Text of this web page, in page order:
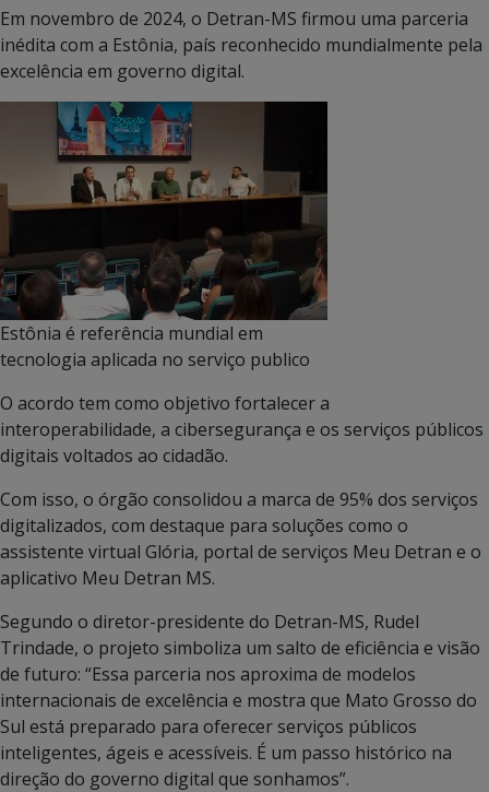
Em novembro de 2024, o Detran-MS firmou uma parceria
inédita com a Estônia, país reconhecido mundialmente pela
excelência em governo digital.
Estônia é referência mundial em
tecnologia aplicada no serviço publico
O acordo tem como objetivo fortalecer a
interoperabilidade, a cibersegurança e os serviços públicos
digitais voltados ao cidadão.
Com isso, o órgão consolidou a marca de 95% dos serviços
digitalizados, com destaque para soluções como o
assistente virtual Glória, portal de serviços Meu Detran e o
aplicativo Meu Detran MS.
Segundo o diretor-presidente do Detran-MS, Rudel
Trindade, o projeto simboliza um salto de eficiência e visão
de futuro: “Essa parceria nos aproxima de modelos
internacionais de excelência e mostra que Mato Grosso do
Sul está preparado para oferecer serviços públicos
inteligentes, ágeis e acessíveis. É um passo histórico na
direção do governo digital que sonhamos”.